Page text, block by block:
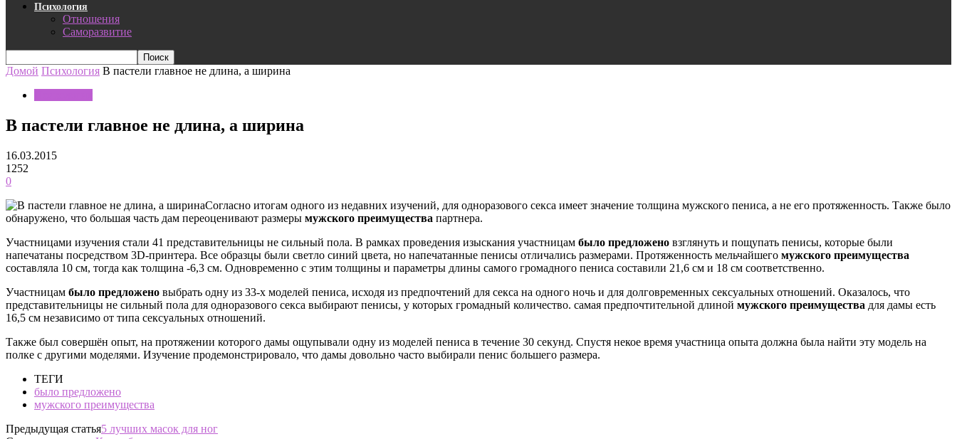
Психология
Отношения
Саморазвитие
Домой Психология В пастели главное не длина, а ширина
В пастели главное не длина, а ширина
16.03.2015
1252
0
Согласно итогам одного из недавних изучений, для одноразового секса имеет значение толщина мужского пениса, а не его протяженность. Также было
обнаружено, что большая часть дам переоценивают размеры мужского преимущества партнера.
Участницами изучения стали 41 представительницы не сильный пола. В рамках проведения изыскания участницам было предложено взглянуть и пощупать пенисы, которые были
напечатаны посредством 3D-принтера. Все образцы были светло синий цвета, но напечатанные пенисы отличались размерами. Протяженность мельчайшего мужского преимущества
составляла 10 см, тогда как толщина -6,3 см. Одновременно с этим толщины и параметры длины самого громадного пениса составили 21,6 см и 18 см соответственно.
Участницам было предложено выбрать одну из 33-х моделей пениса, исходя из предпочтений для секса на одного ночь и для долговременных сексуальных отношений. Оказалось, что
представительницы не сильный пола для одноразового секса выбирают пенисы, у которых громадный количество. самая предпочтительной длиной мужского преимущества для дамы есть
16,5 см независимо от типа сексуальных отношений.
Также был совершён опыт, на протяжении которого дамы ощупывали одну из моделей пениса в течение 30 секунд. Спустя некое время участница опыта должна была найти эту модель на
полке с другими моделями. Изучение продемонстрировало, что дамы довольно часто выбирали пенис большего размера.
ТЕГИ
было предложено
мужского преимущества
Предыдущая статья5 лучших масок для ног